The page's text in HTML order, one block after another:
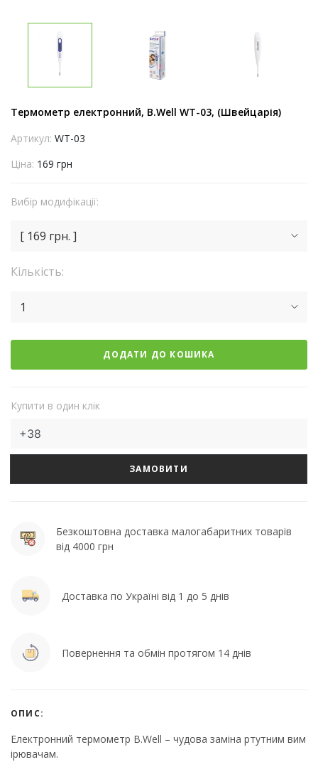
Термометр електронний, B.Well WT-03, (Швейцарія)
Артикул: WT-03
Ціна: 169 грн
Вибір модифікації:
[ 169 грн. ]
Кількість:
1
ДОДАТИ ДО КОШИКА
Купити в один клік
ЗАМОВИТИ
Безкоштовна доставка малогабаритних товарів
від 4000 грн
Доставка по Україні від 1 до 5 днів
Повернення та обмін протягом 14 днів
ОПИС:
Електронний термометр B.Well – чудова заміна ртутним вим
ірювачам.